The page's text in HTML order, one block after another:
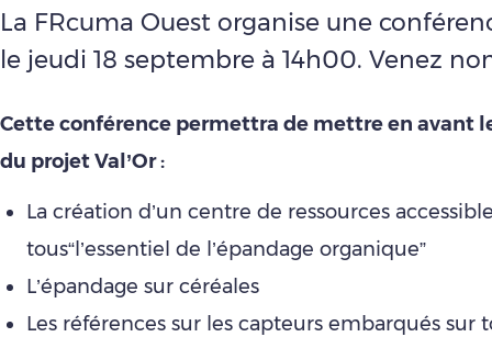
La FRcuma Ouest organise une
le jeudi 18 septembre à 14h00. Venez
Cette conférence permettra de mettre en avant
du projet Val’Or :
La création d’un centre de ressources
tous“l’essentiel de l’épandage organique”
L’épandage sur céréales
Les références sur les capteurs embarqués sur